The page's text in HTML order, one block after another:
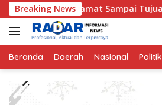
Langsung
ke
konten
Breaking News
Sampai Tujuan (SETUJU)
Beranda Daerah Nasional Politik